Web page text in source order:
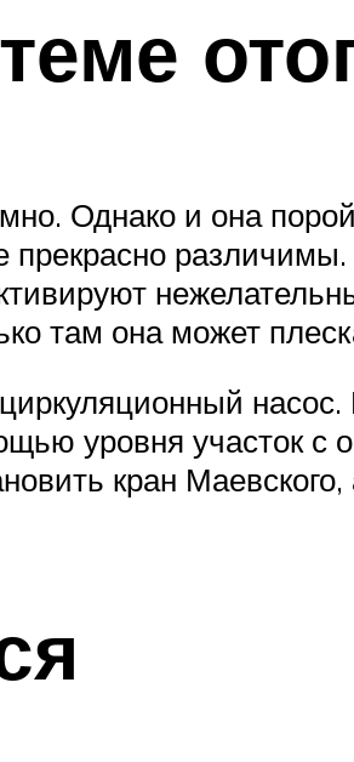
Однако и она
там она может
уровня участок с
кран